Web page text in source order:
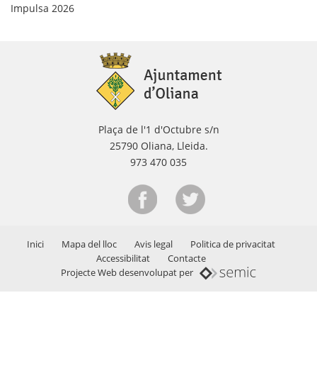
Impulsa 2026
Plaça de l'1 d'Octubre s/n
25790 Oliana, Lleida.
973 470 035
Inici Mapa del lloc Avis legal
Politica de privacitat
Accessibilitat
Contacte
Projecte Web desenvolupat per